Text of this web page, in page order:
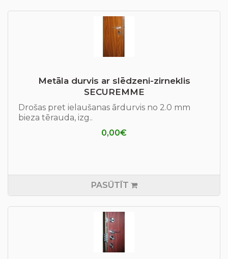
Metāla durvis ar slēdzeni-zirneklis
SECUREMME
Drošas pret ielaušanas ārdurvis no 2.0 mm
bieza tērauda, izg..
0,00€
PASŪTĪT